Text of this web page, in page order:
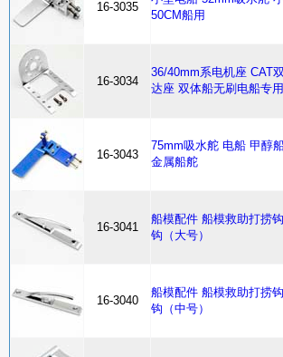
16-3035
50CM船用
16-3034
36/40mm系电机座 CAT
达座 双体船无刷电船专用
16-3043
75mm吸水舵 电船 甲醇
金属船舵
16-3041
船模配件 船模救助打捞
钩（大号）
16-3040
船模配件 船模救助打捞
钩（中号）